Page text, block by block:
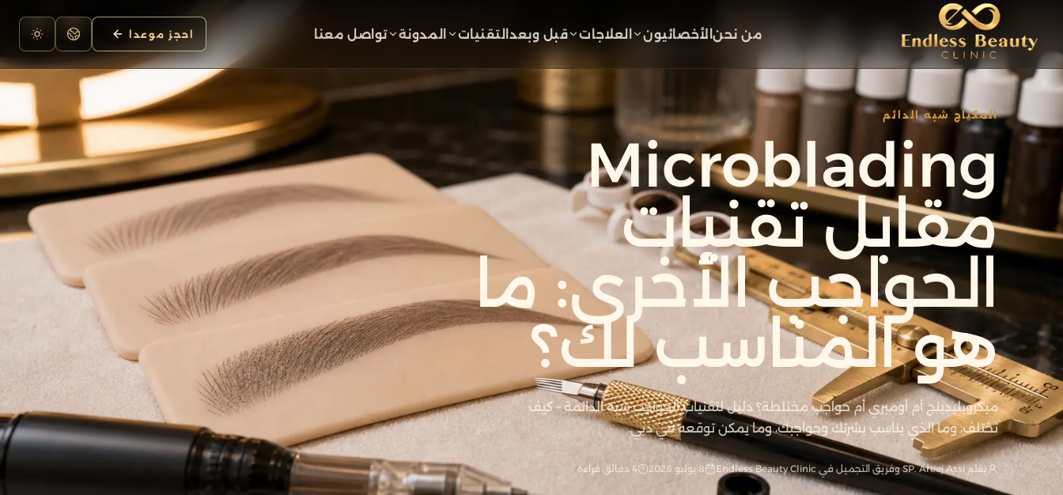
من نحنالأخصائيون العلاجات قبل وبعدالتقنيات المدونة تواصل معنا احجز موعدا
المكياج شبه الدائم
Microblading
مقابل تقنيات
الحواجب الأخرى: ما
هو المناسب لك؟
ميكروبليدينج أم أومبري أم حواجب مختلطة؟ دليل لتقنيات الحواجب شبه الدائمة – كيف
تختلف، وما الذي يناسب بشرتك وحواجبك، وما يمكن توقعه في دبي.
بقلم SP. Areej Assi وفريق التجميل في Endless Beauty Clinic 8 يونيو 2026 4 دقائق قراءة